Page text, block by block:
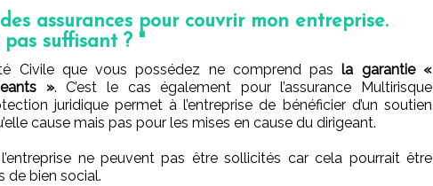
assurances pour couvrir mon entreprise.
pas suffisant ? "
Civile que vous possédez ne comprend pas la garantie «
». C’est le cas également pour l’assurance Multirisque
juridique permet à l’entreprise de bénéficier d’un soutien
cause mais pas pour les mises en cause du dirigeant.
ne peuvent pas être sollicités car cela pourrait être
de bien social.